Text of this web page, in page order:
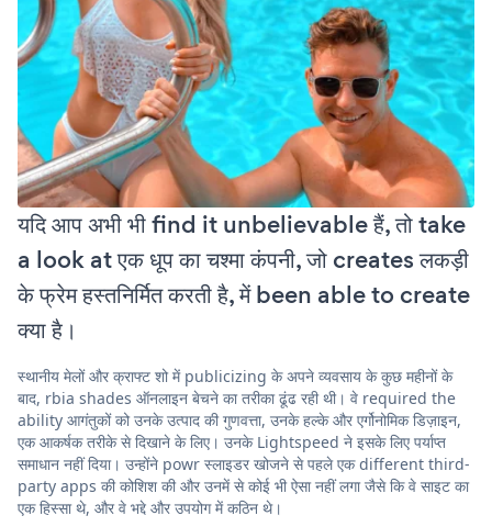
यदि आप अभी भी find it unbelievable हैं, तो take
a look at एक धूप का चश्मा कंपनी, जो creates लकड़ी
के फ्रेम हस्तनिर्मित करती है, में been able to create
क्या है।
स्थानीय मेलों और क्राफ्ट शो में publicizing के अपने व्यवसाय के कुछ महीनों के
बाद, rbia shades ऑनलाइन बेचने का तरीका ढूंढ रही थी। वे required the
ability आगंतुकों को उनके उत्पाद की गुणवत्ता, उनके हल्के और एर्गोनोमिक डिज़ाइन,
एक आकर्षक तरीके से दिखाने के लिए। उनके Lightspeed ने इसके लिए पर्याप्त
समाधान नहीं दिया। उन्होंने powr स्लाइडर खोजने से पहले एक different third-
party apps की कोशिश की और उनमें से कोई भी ऐसा नहीं लगा जैसे कि वे साइट का
एक हिस्सा थे, और वे भद्दे और उपयोग में कठिन थे।